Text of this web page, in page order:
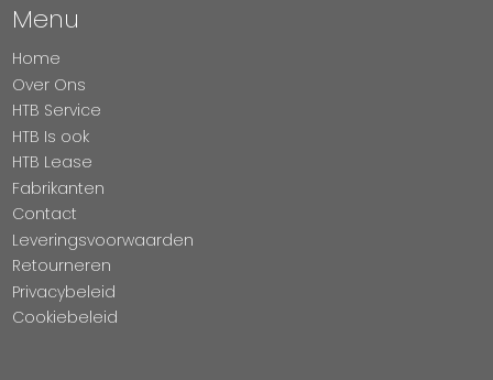
Menu
Home
Over Ons
HTB Service
HTB Is ook
HTB Lease
Fabrikanten
Contact
Leveringsvoorwaarden
Retourneren
Privacybeleid
Cookiebeleid